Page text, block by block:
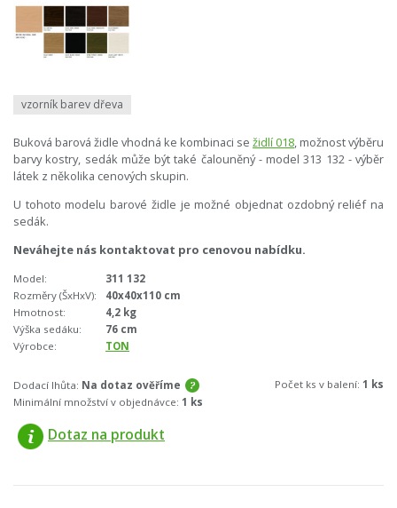
vzorník barev dřeva
Buková barová židle vhodná ke kombinaci se židlí 018, možnost výběru
barvy kostry, sedák může být také čalouněný - model 313 132 - výběr
látek z několika cenových skupin.
U tohoto modelu barové židle je možné objednat ozdobný reliéf na
sedák.
Neváhejte nás kontaktovat pro cenovou nabídku.
Model:
311 132
Rozměry (ŠxHxV):
40x40x110 cm
Hmotnost:
4,2 kg
Výška sedáku:
76 cm
Výrobce:
TON
Dodací lhůta: Na dotaz ověříme Počet ks v balení: 1 ks
Minimální množství v objednávce: 1 ks
Dotaz na produkt